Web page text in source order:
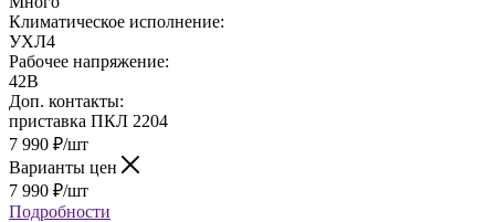
Климатическое исполнение:
УХЛ4
Рабочее напряжение:
42В
Доп. контакты:
приставка ПКЛ 2204
7 990 ₽/шт
Варианты цен
7 990 ₽/шт
Подробности